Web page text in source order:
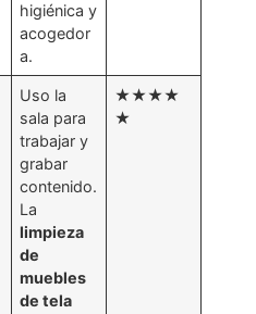
higiénica y
acogedor
a.
Uso la
sala para
trabajar y
grabar
contenido.
La
limpieza
de
muebles
de tela
★★★★
★